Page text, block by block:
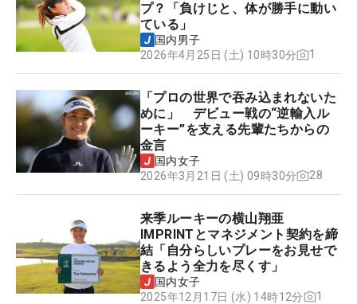
プ？「負けじと、体が勝手に動い
ている」
国内男子
2026年4月25日 (土) 10時30分
1
「プロの世界で吞み込まれないた
めに」 デビュー戦の“逆輸入ル
ーキー”を支える先輩たちからの
金言
国内女子
2026年3月21日 (土) 09時30分
28
来季ルーキーの横山翔亜
IMPRINTとマネジメント契約を締
結「自分らしいプレーをお見せで
きるよう全力を尽くす」
国内女子
2025年12月17日 (水) 14時12分
1